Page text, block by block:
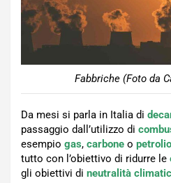
Fabbriche (Foto da
Da mesi si parla in Italia di
passaggio dall’utilizzo di
esempio gas, carbone o petrolio
tutto con l’obiettivo di ridurre le
gli obiettivi di neutralità